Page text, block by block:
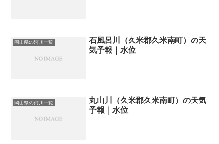
岡山県の河川一覧
石風呂川（久米郡久米南町）の天
気予報｜水位
岡山県の河川一覧
丸山川（久米郡久米南町）の天気
予報｜水位